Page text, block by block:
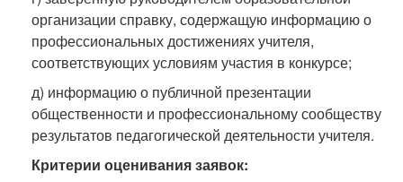
организации справку, содержащую информацию о
профессиональных достижениях учителя,
соответствующих условиям участия в конкурсе;
д) информацию о публичной презентации
общественности и профессиональному сообществу
результатов педагогической деятельности учителя.
Критерии оценивания заявок: